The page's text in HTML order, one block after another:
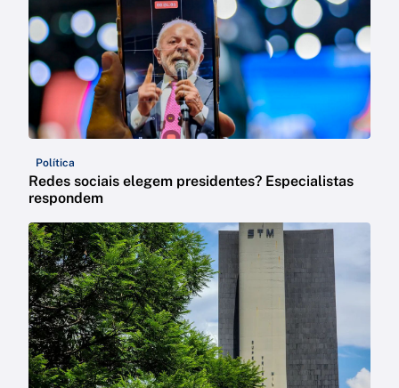
Política
Redes sociais elegem presidentes? Especialistas
respondem